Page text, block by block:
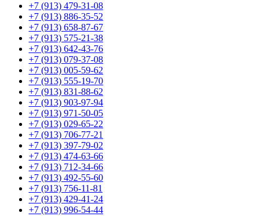
+7 (913) 479-31-08
+7 (913) 886-35-52
+7 (913) 658-87-67
+7 (913) 575-21-38
+7 (913) 642-43-76
+7 (913) 079-37-08
+7 (913) 005-59-62
+7 (913) 555-19-70
+7 (913) 831-88-62
+7 (913) 903-97-94
+7 (913) 971-50-05
+7 (913) 029-65-22
+7 (913) 706-77-21
+7 (913) 397-79-02
+7 (913) 474-63-66
+7 (913) 712-34-66
+7 (913) 492-55-60
+7 (913) 756-11-81
+7 (913) 429-41-24
+7 (913) 996-54-44